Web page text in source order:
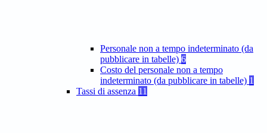
Personale non a tempo indeterminato (da
pubblicare in tabelle) 6
Costo del personale non a tempo
indeterminato (da pubblicare in tabelle) 1
Tassi di assenza 11